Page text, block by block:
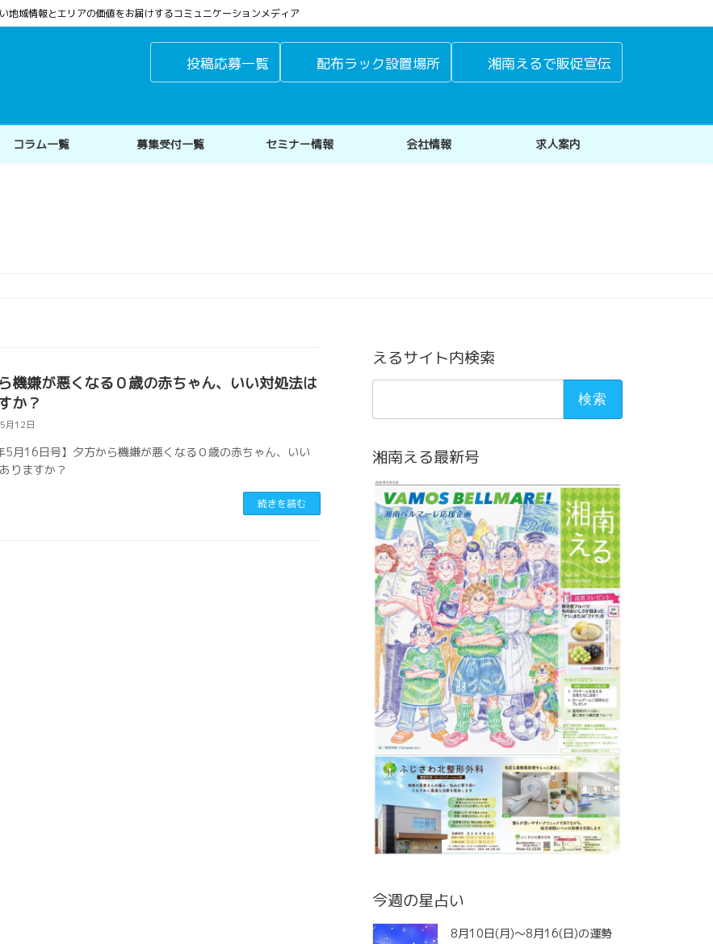
域情報とエリアの価値をお届けするコミュニケーションメディア
投稿応募一覧 配布ラック設置場所 湘南えるで販促宣伝
コラム一覧 募集受付一覧 セミナー情報 会社情報 求人案内
機嫌が悪くなる０歳の赤ちゃん、いい対処法は
か？
月12日
5月16日号】夕方から機嫌が悪くなる０歳の赤ちゃん、いい
りますか？
続きを読む
えるサイト内検索
湘南える最新号
今週の星占い
8月10日(月)～8月16(日)の運勢